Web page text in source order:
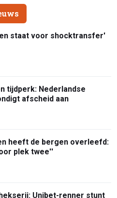
staat voor shocktransfer'
tijdperk: Nederlandse
afscheid aan
heeft de bergen overleefd:
plek twee''
Unibet-renner stunt